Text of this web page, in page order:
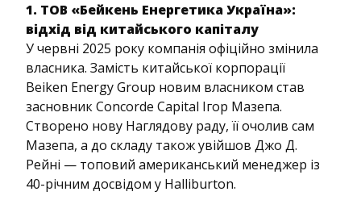
1. ТОВ «Бейкень Енергетика Україна»:
відхід від китайського капіталу
У червні 2025 року компанія офіційно змінила
власника. Замість китайської корпорації
Beiken Energy Group новим власником став
засновник Concorde Capital Ігор Мазепа.
Створено нову Наглядову раду, її очолив сам
Мазепа, а до складу також увійшов Джо Д.
Рейні — топовий американський менеджер із
40-річним досвідом у Halliburton.